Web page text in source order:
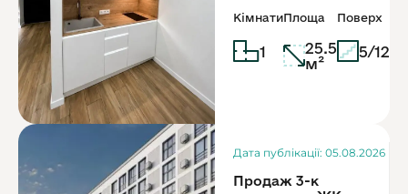
Кімнати
1
Площа
25.5
м²
Поверх
5/12
Дата публікації: 05.08.2026
Продаж 3-к